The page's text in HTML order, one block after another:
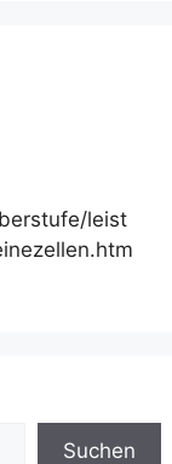
leist
Suchen